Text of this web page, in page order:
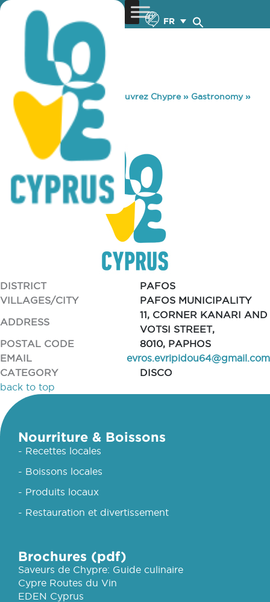
FR
You are here: Home »Découvrez Chypre» Gastronomy»
BANK CLUB
BANK CLUB
DISTRICT
PAFOS
VILLAGES/CITY
PAFOS MUNICIPALITY
ADDRESS
11, CORNER KANARI AND
VOTSI STREET,
POSTAL CODE
8010, PAPHOS
EMAIL
evros.evripidou64@gmail.com
CATEGORY
DISCO
back to top
Nourriture & Boissons
- Recettes locales
- Boissons locales
- Produits locaux
- Restauration et divertissement
Brochures (pdf)
Saveurs de Chypre: Guide culinaire
Cypre Routes du Vin
EDEN Cyprus